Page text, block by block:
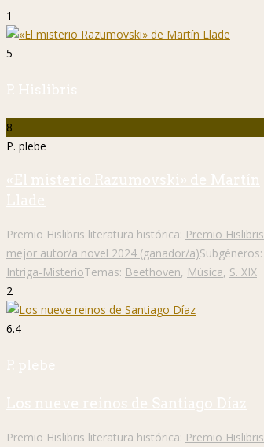
1
5
P. Hislibris
8
P. plebe
«El misterio Razumovski» de Martín
Llade
Premio Hislibris literatura histórica: Premio Hislibris
mejor autor/a novel 2024 (ganador/a)Subgéneros:
Intriga-MisterioTemas: Beethoven, Música, S. XIX
2
6.4
P. plebe
Los nueve reinos de Santiago Díaz
Premio Hislibris literatura histórica: Premio Hislibris